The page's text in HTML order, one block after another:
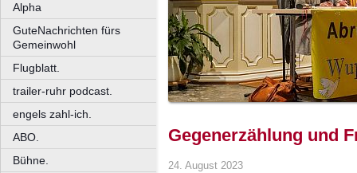
Alpha
GuteNachrichten fürs
Gemeinwohl
Flugblatt.
trailer-ruhr podcast.
engels zahl-ich.
ABO.
Bühne.
Gegenerzählung und
24. August 2023